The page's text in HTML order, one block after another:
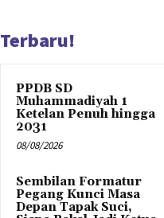
Terbaru!
PPDB SD
Muhammadiyah 1
Ketelan Penuh hingga
2031
08/08/2026
Sembilan Formatur
Pegang Kunci Masa
Depan Tapak Suci,